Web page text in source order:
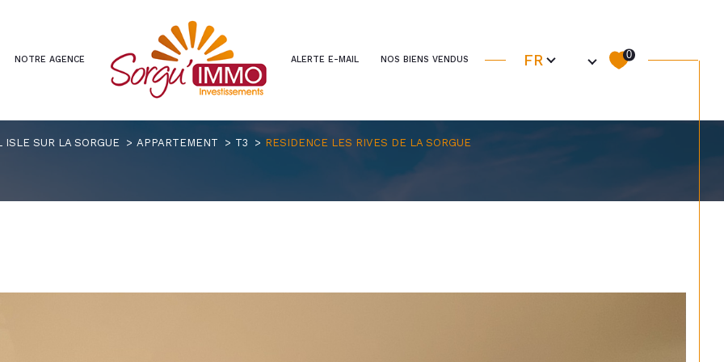
NOTRE AGENCE ALERTE E-MAIL NOS BIENS VENDUS Langue
FR 0
1
LOCALISATION BUDGET filtrer
voir les2annonces
ISLE SUR LA SORGUE APPARTEMENT T3 RESIDENCE LES RIVES DE LA SORGUE